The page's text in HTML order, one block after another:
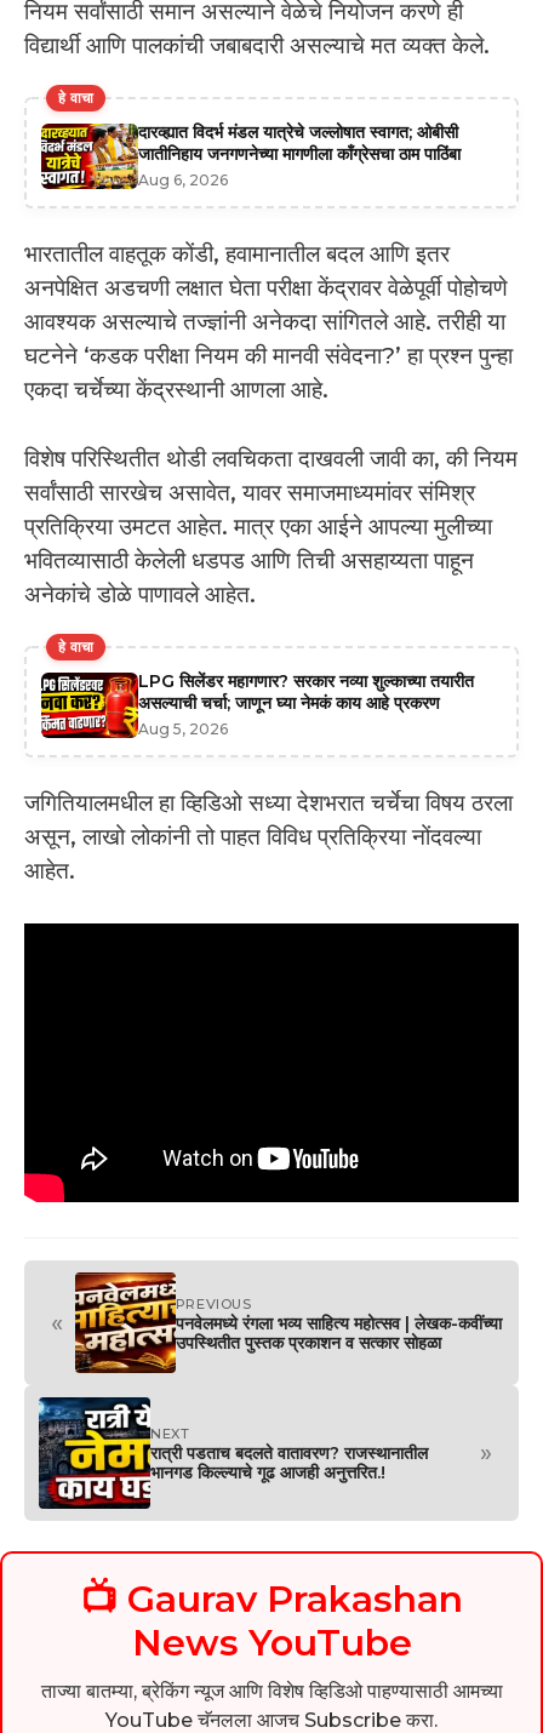
नियम सर्वांसाठी समान असल्याने वेळेचे नियोजन करणे ही
विद्यार्थी आणि पालकांची जबाबदारी असल्याचे मत व्यक्त केले.
हे वाचा
दारव्ह्यात विदर्भ मंडल यात्रेचे जल्लोषात स्वागत; ओबीसी
जातीनिहाय जनगणनेच्या मागणीला काँग्रेसचा ठाम पाठिंबा
Aug 6, 2026
भारतातील वाहतूक कोंडी, हवामानातील बदल आणि इतर
अनपेक्षित अडचणी लक्षात घेता परीक्षा केंद्रावर वेळेपूर्वी पोहोचणे
आवश्यक असल्याचे तज्ज्ञांनी अनेकदा सांगितले आहे. तरीही या
घटनेने ‘कडक परीक्षा नियम की मानवी संवेदना?’ हा प्रश्न पुन्हा
एकदा चर्चेच्या केंद्रस्थानी आणला आहे.
विशेष परिस्थितीत थोडी लवचिकता दाखवली जावी का, की नियम
सर्वांसाठी सारखेच असावेत, यावर समाजमाध्यमांवर संमिश्र
प्रतिक्रिया उमटत आहेत. मात्र एका आईने आपल्या मुलीच्या
भवितव्यासाठी केलेली धडपड आणि तिची असहाय्यता पाहून
अनेकांचे डोळे पाणावले आहेत.
हे वाचा
LPG सिलेंडर महागणार? सरकार नव्या शुल्काच्या तयारीत
असल्याची चर्चा; जाणून घ्या नेमकं काय आहे प्रकरण
Aug 5, 2026
जगितियालमधील हा व्हिडिओ सध्या देशभरात चर्चेचा विषय ठरला
असून, लाखो लोकांनी तो पाहत विविध प्रतिक्रिया नोंदवल्या
आहेत.
«
PREVIOUS
पनवेलमध्ये रंगला भव्य साहित्य महोत्सव | लेखक-कवींच्या
उपस्थितीत पुस्तक प्रकाशन व सत्कार सोहळा
NEXT
रात्री पडताच बदलते वातावरण? राजस्थानातील
भानगड किल्ल्याचे गूढ आजही अनुत्तरित.!
»
📺 Gaurav Prakashan
News YouTube
ताज्या बातम्या, ब्रेकिंग न्यूज आणि विशेष व्हिडिओ पाहण्यासाठी आमच्या
YouTube चॅनलला आजच Subscribe करा.